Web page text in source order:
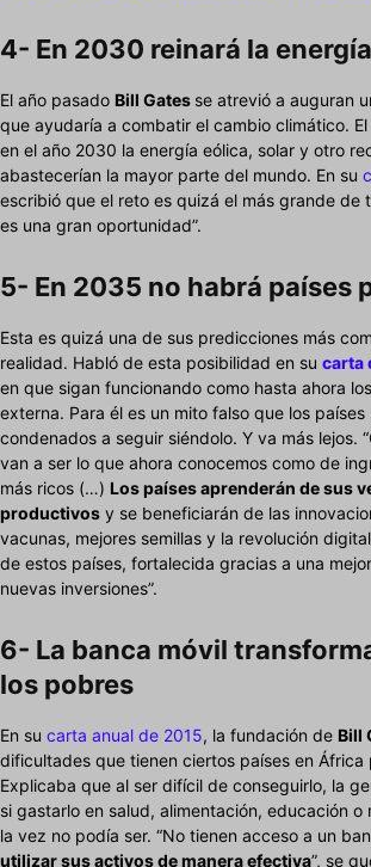
4- En 2030 reinará la
El año pasado Bill Gates se atrevió a auguran
que ayudaría a combatir el cambio climático.
en el año 2030 la energía eólica, solar y otro
abastecerían la mayor parte del mundo. En su
escribió que el reto es quizá el más grande de
es una gran oportunidad”.
5- En 2035 no habrá países
Esta es quizá una de sus predicciones más
realidad. Habló de esta posibilidad en su carta
en que sigan funcionando como hasta ahora
externa. Para él es un mito falso que los
condenados a seguir siéndolo. Y va más lejos.
van a ser lo que ahora conocemos como de
más ricos (…) Los países aprenderán de sus
productivos y se beneficiarán de las
vacunas, mejores semillas y la revolución
de estos países, fortalecida gracias a una
nuevas inversiones”.
6- La banca móvil
los pobres
En su carta anual de 2015, la fundación de Bill
dificultades que tienen ciertos países en África
Explicaba que al ser difícil de conseguirlo, la
si gastarlo en salud, alimentación, educación o
la vez no podía ser. “No tienen acceso a un
utilizar sus activos de manera efectiva”, se